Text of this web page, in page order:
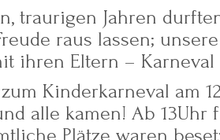
traurigen Jahren
raus lassen;
ihren Eltern –
Kinderkarneval am
alle kamen! Ab 13Uhr
Plätze waren